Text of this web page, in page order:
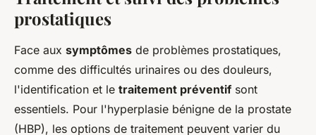
prostatiques
Face aux symptômes de problèmes prostatiques,
comme des difficultés urinaires ou des douleurs,
l'identification et le traitement préventif sont
essentiels. Pour l'hyperplasie bénigne de la prostate
(HBP), les options de traitement peuvent varier du